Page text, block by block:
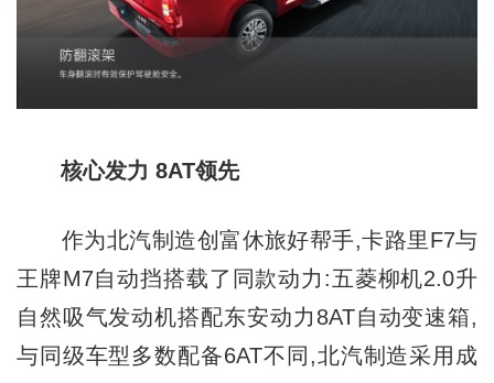
核心发力 8AT领先
作为北汽制造创富休旅好帮手,卡路里F7与
王牌M7自动挡搭载了同款动力:五菱柳机2.0升
自然吸气发动机搭配东安动力8AT自动变速箱,
与同级车型多数配备6AT不同,北汽制造采用成